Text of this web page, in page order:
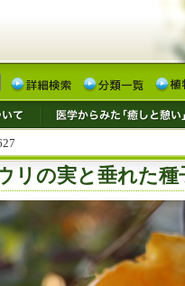
リの実と垂れた種